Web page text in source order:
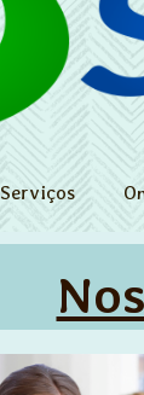
Serviços